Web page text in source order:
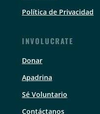
Política de Privacidad
INVOLUCRATE
Donar
Apadrina
Sé Voluntario
Contáctanos